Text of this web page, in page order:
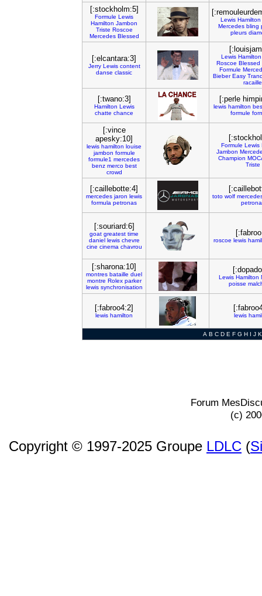
[:stockholm:5]
Formule Lewis
Hamilton Jambon
Triste Roscoe
Mercedes Blessed
Lewis Hamilton
Mercedes bling
pleurs
[:elcantara:3]
Jerry Lewis content
danse classic
Lewis Hamilton
Roscoe Blessed
Formule
Bieber Easy
racaille
[:twano:3]
Hamilton Lewis
chatte chance
[:perle
lewis hamilton
formule
[:vince
apesky:10]
lewis hamilton louise
jambon formule
formule1 mercedes
benz merco best
crowd
Formule Lewis
Jambon
Champion
Triste
[:caillebotte:4]
mercedes jaron lewis
formula petronas
toto wolf
[:souriard:6]
goat greatest time
daniel lewis chevre
cine cinema chavrou
roscoe lewis
[:sharona:10]
montres bataille duel
montre Rolex parker
lewis synchronisation
Lewis Hamilton
poisse
[:fabroo4:2]
lewis hamilton lewis
A B C D E F G H I J K
Forum
(c)
Copyright © 1997-2025 Groupe LDLC (